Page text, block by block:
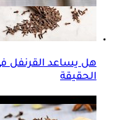
هل يساعد القرنفل
الحقيقة